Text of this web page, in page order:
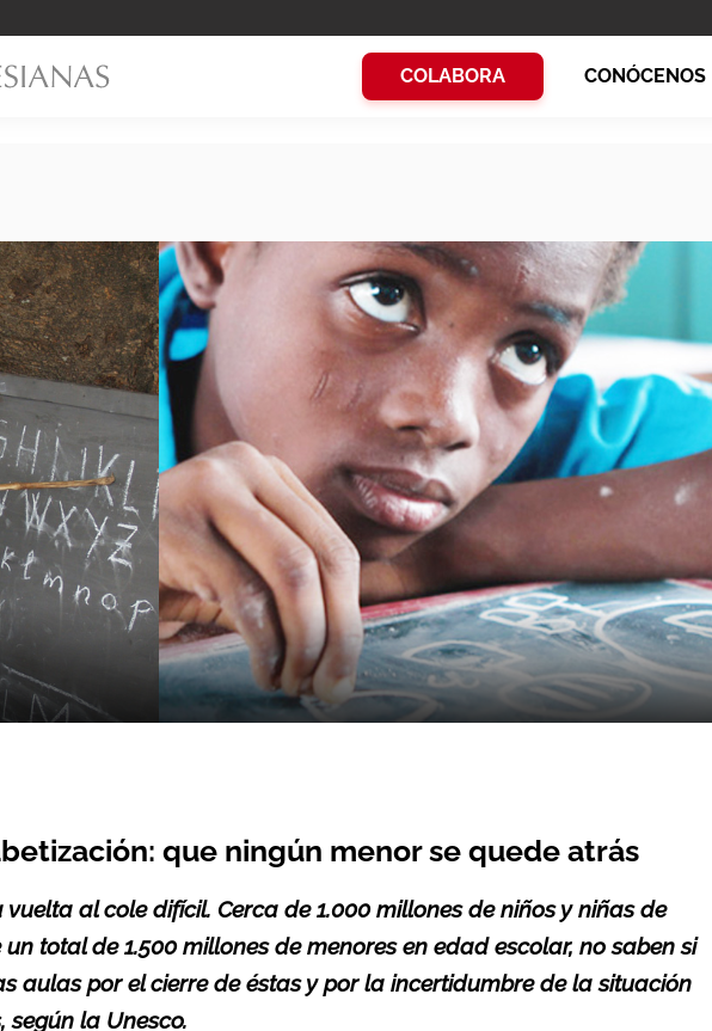
COLABORA CONÓCENOS
que ningún menor se quede atrás
al cole difícil. Cerca de 1.000 millones de niños y niñas de
total de 1.500 millones de menores en edad escolar, no saben si
aulas por el cierre de éstas y por la incertidumbre de la situación
según la Unesco.